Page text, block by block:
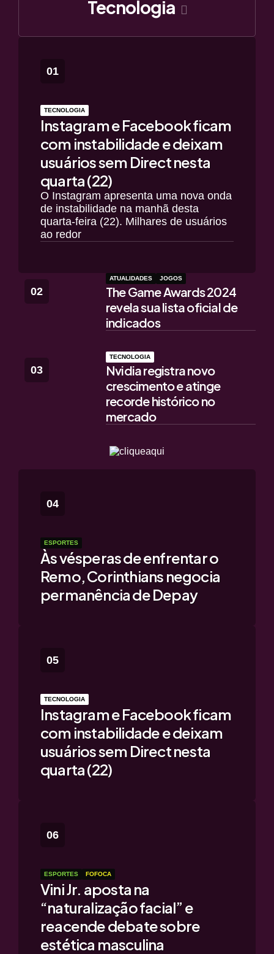
Tecnologia
TECNOLOGIA
Instagram e Facebook ficam
com instabilidade e deixam
usuários sem Direct nesta
quarta (22)
O Instagram apresenta uma nova onda
de instabilidade na manhã desta
quarta-feira (22). Milhares de usuários
ao redor
ATUALIDADES JOGOS
The Game Awards 2024
revela sua lista oficial de
indicados
TECNOLOGIA
Nvidia registra novo
crescimento e atinge
recorde histórico no
mercado
ESPORTES
Às vésperas de enfrentar o
Remo, Corinthians negocia
permanência de Depay
TECNOLOGIA
Instagram e Facebook ficam
com instabilidade e deixam
usuários sem Direct nesta
quarta (22)
ESPORTES FOFOCA
Vini Jr. aposta na
“naturalização facial” e
reacende debate sobre
estética masculina